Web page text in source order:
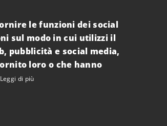
Cancellazione
Soggiorno
newsletter
Inviando la propria mail si
acconsente al
le funzioni dei social
sul modo in cui utilizzi il
pubblicità e social media,
loro o che hanno
Leggi di più